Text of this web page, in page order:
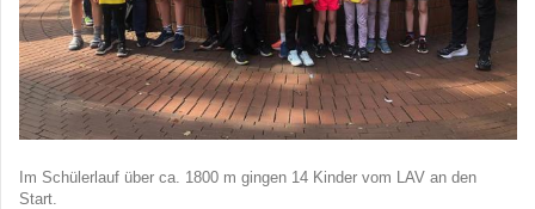
Im Schülerlauf über ca. 1800 m gingen 14 Kinder vom LAV an den
Start.